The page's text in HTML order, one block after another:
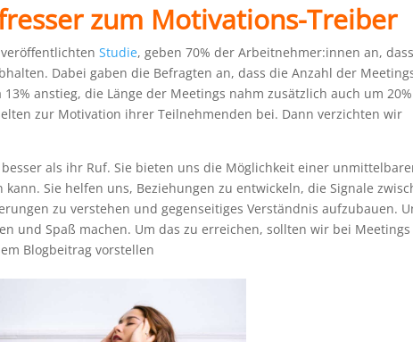
zum Motivations-Treiber
Studie, geben 70% der Arbeitnehmer:innen an, dass
Dabei gaben die Befragten an, dass die Anzahl der
anstieg, die Länge der Meetings nahm zusätzlich auch um 20%
zur Motivation ihrer Teilnehmenden bei. Dann verzichten wir
als ihr Ruf. Sie bieten uns die Möglichkeit einer
Sie helfen uns, Beziehungen zu entwickeln, die Signale
zu verstehen und gegenseitiges Verständnis aufzubauen.
und Spaß machen. Um das zu erreichen, sollten wir bei Meetings
Blogbeitrag vorstellen